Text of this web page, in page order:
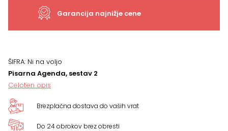
Garancija najnižje cene
ŠIFRA: Ni na voljo
Pisarna Agenda, sestav 2
Celoten opis
Brezplačna dostava do vaših vrat
Do 24 obrokov brez obresti